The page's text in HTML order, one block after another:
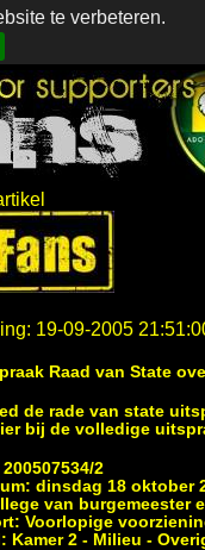
te verbeteren.
19-09-2005
Raad van State
de rade van state
bij de volledige
2
dinsdag 18 oktober
van burgemeester
Voorlopige
Kamer 2 - Milieu -